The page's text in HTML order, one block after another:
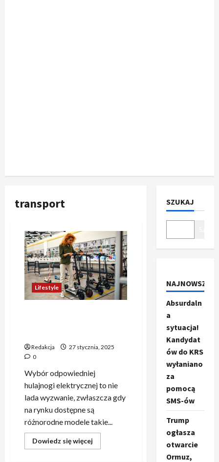
transport
Lifestyle
Redakcja
27 stycznia, 2025
0
Wybór odpowiedniej
hulajnogi elektrycznej to nie
lada wyzwanie, zwłaszcza gdy
na rynku dostępne są
różnorodne modele takie...
Dowiedz się więcej
się
SZUKAJ
NAJNOWSZE
Absurdaln
a
sytuacja!
Kandydat
ów do KRS
wyłaniano
za
pomocą
SMS-ów
Trump
ogłasza
otwarcie
Ormuz,